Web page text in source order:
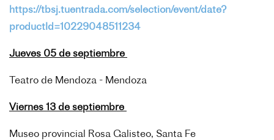
https://tbsj.tuentrada.com/selection/event/date?
productId=10229048511234
Jueves 05 de septiembre
Teatro de Mendoza - Mendoza
Viernes 13 de septiembre
Museo provincial Rosa Galisteo, Santa Fe